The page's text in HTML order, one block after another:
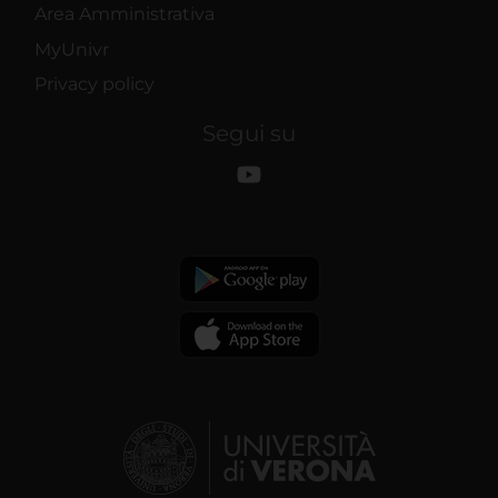
Area Amministrativa
MyUnivr
Privacy policy
Segui su